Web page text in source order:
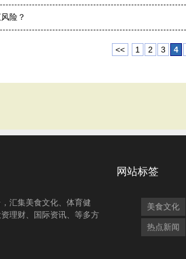
险？
<< 1 2 3 4
汇集美食文化、体育健
理财、国际资讯、等多方
网站标签
美食文化
热点新闻